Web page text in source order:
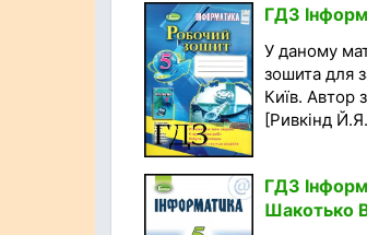
ГДЗ
У даному
зошита для
Київ. Автор
[Ривкінд
ГДЗ
Шакотько